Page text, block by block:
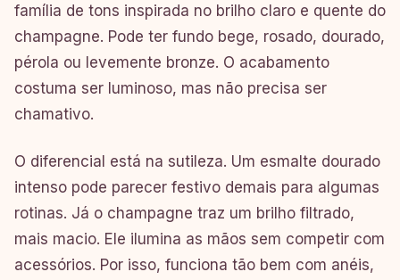
família de tons inspirada no brilho claro e quente do
champagne. Pode ter fundo bege, rosado, dourado,
pérola ou levemente bronze. O acabamento
costuma ser luminoso, mas não precisa ser
chamativo.
O diferencial está na sutileza. Um esmalte dourado
intenso pode parecer festivo demais para algumas
rotinas. Já o champagne traz um brilho filtrado,
mais macio. Ele ilumina as mãos sem competir com
acessórios. Por isso, funciona tão bem com anéis,